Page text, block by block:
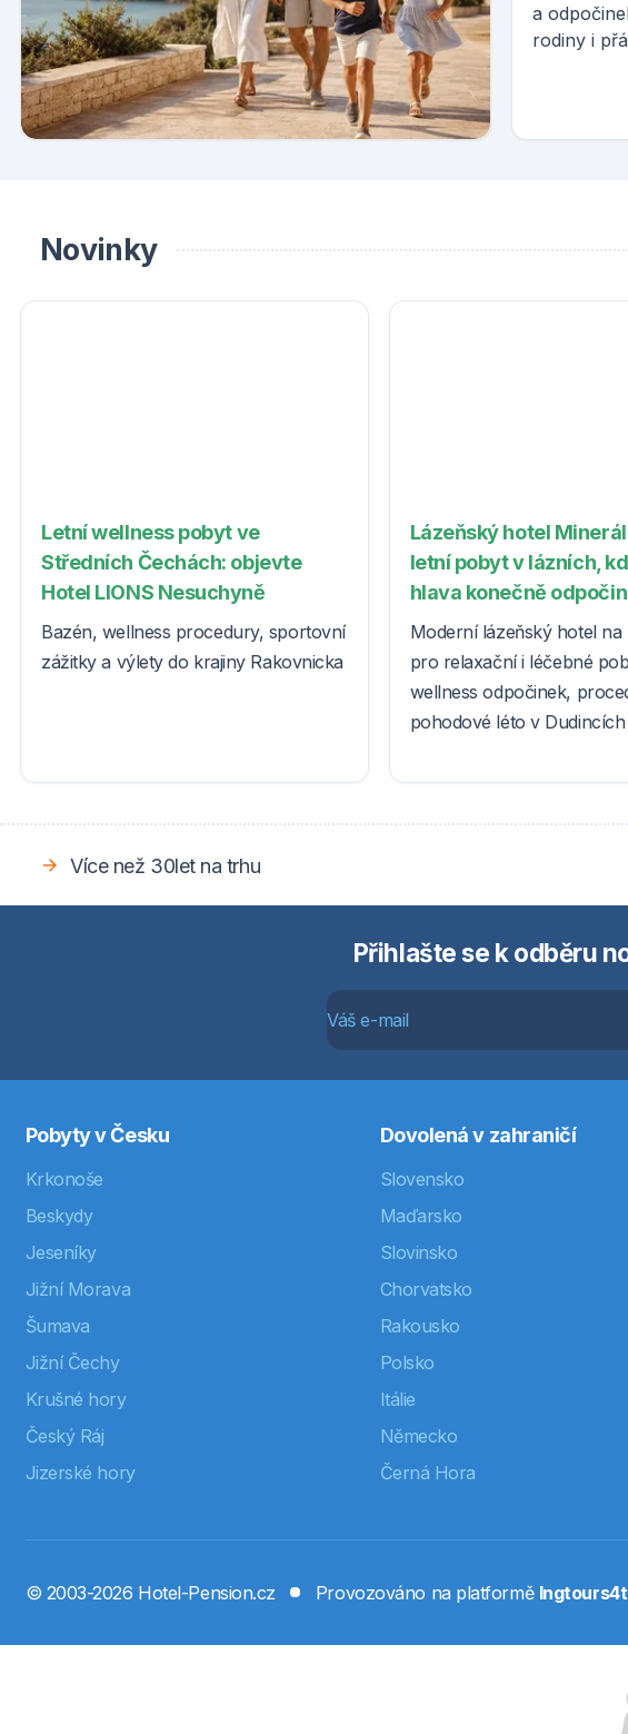
a
rodiny i
Novinky
Letní wellness pobyt ve
Středních Čechách: objevte
Hotel LIONS Nesuchyně
Bazén, wellness procedury, sportovní
zážitky a výlety do krajiny Rakovnicka
Lázeňský hotel
letní pobyt v lázních,
hlava konečně
Moderní lázeňský hotel na
pro relaxační i léčebné
wellness odpočinek,
pohodové léto v Dudincích
Více než 30let na trhu
Přihlašte se k odběru
Pobyty v Česku
Krkonoše
Beskydy
Jeseníky
Jižní Morava
Šumava
Jižní Čechy
Krušné hory
Český Ráj
Jizerské hory
Dovolená v zahraničí
Slovensko
Maďarsko
Slovinsko
Chorvatsko
Rakousko
Polsko
Itálie
Německo
Černá Hora
© 2003-2026 Hotel-Pension.cz Provozováno na platformě